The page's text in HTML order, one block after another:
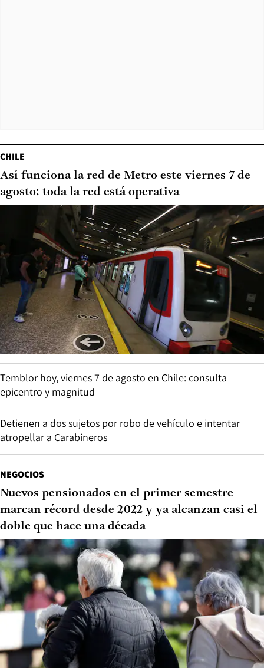
CHILE
Así funciona la red de Metro este viernes 7 de
agosto: toda la red está operativa
Temblor hoy, viernes 7 de agosto en Chile: consulta
epicentro y magnitud
Detienen a dos sujetos por robo de vehículo e intentar
atropellar a Carabineros
NEGOCIOS
Nuevos pensionados en el primer semestre
marcan récord desde 2022 y ya alcanzan casi el
doble que hace una década